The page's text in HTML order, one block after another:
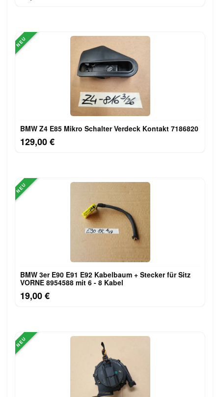
NEU
BMW Z4 E85 Mikro Schalter Verdeck Kontakt 7186820
129,00 €
NEU
BMW 3er E90 E91 E92 Kabelbaum + Stecker für Sitz
VORNE 8954588 mit 6 - 8 Kabel
19,00 €
NEU